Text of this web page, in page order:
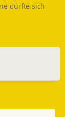
dürfte sich